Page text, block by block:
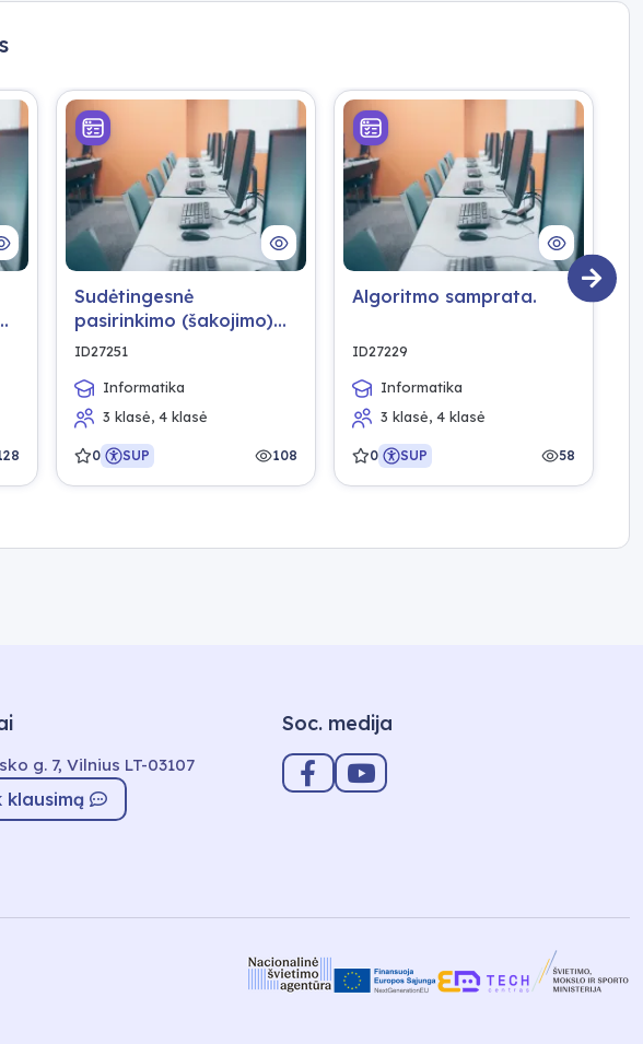
Sudėtingesnė
pasirinkimo (šakojimo)
komanda.
ID27251
Informatika
3 klasė, 4 klasė
0 SUP 108
Algoritmo samprata.
ID27229
Informatika
3 klasė, 4 klasė
0 SUP 58
g. 7, Vilnius LT-03107
klausimą
Soc. medija